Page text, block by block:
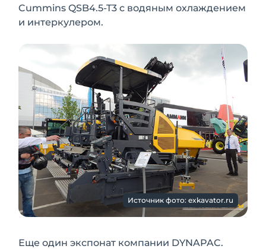
Cummins QSB4.5-T3 с водяным охлаждением
и интеркулером.
Источник фото: exkavator.ru
Еще один экспонат компании DYNAPAC.